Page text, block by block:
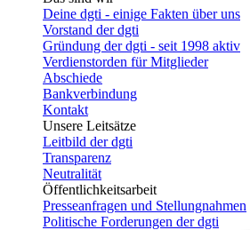
Deine dgti - einige Fakten über uns
Vorstand der dgti
Gründung der dgti - seit 1998 aktiv
Verdienstorden für Mitglieder
Abschiede
Bankverbindung
Kontakt
Unsere Leitsätze
Leitbild der dgti
Transparenz
Neutralität
Öffentlichkeitsarbeit
Presseanfragen und Stellungnahmen
Politische Forderungen der dgti